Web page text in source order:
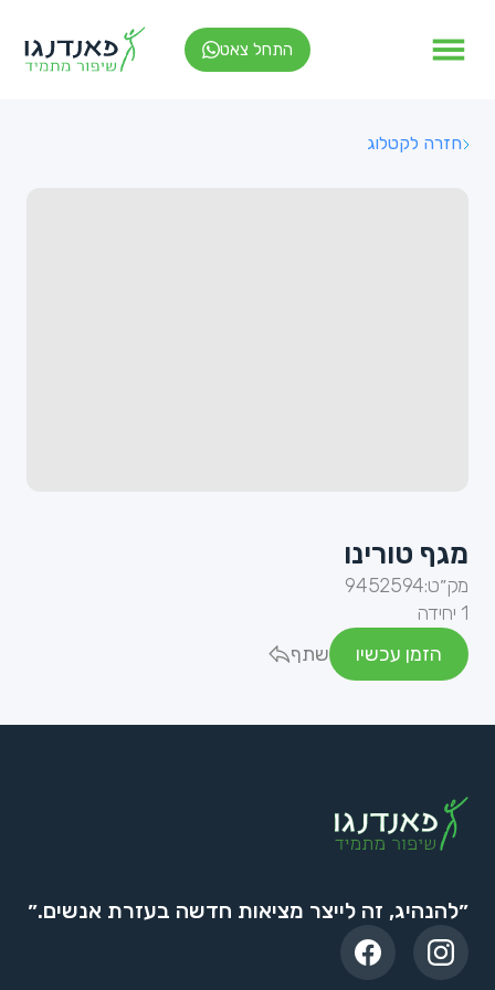
התחל צאט
חזרה לקטלוג
מגף טורינו
מק״ט:9452594
1 יחידה
הזמן עכשיו
שתף
״להנהיג, זה לייצר מציאות חדשה בעזרת אנשים.״